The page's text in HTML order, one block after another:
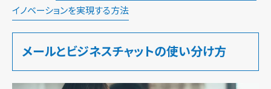
イノベーションを実現する方法
メールとビジネスチャットの使い分け方